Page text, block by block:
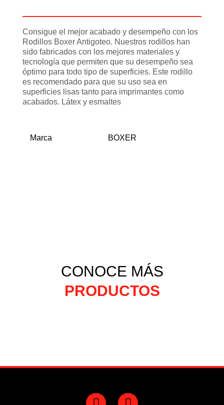
Consigue el mejor acabado y desempeño con los
Rodillos Boxer Antigoteo. Nuestros rodillos han
sido fabricados con los mejores materiales y
tecnología que permiten que su desempeño sea
óptimo para todo tipo de superficies. Este rodillo
es recomendado para que su uso sea en
superficies lisas tanto para imprimantes como
acabados. Látex y esmaltes
Marca BOXER
CONOCE MÁS
PRODUCTOS
F
Y